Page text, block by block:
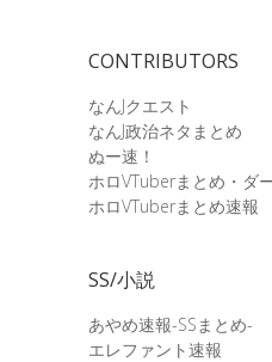
CONTRIBUTORS
なんJクエスト
なんJ政治ネタまとめ
ぬー速！
ホロVTuberまとめ・ダ
ホロVTuberまとめ速報
SS/小説
あやめ速報-SSまとめ-
エレファント速報